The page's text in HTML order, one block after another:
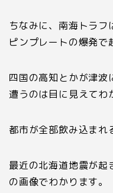
ちなみに、南海トラフ
ピンプレートの爆発で
四国の高知とかが津波
遭うのは目に見えてわ
都市が全部飲み込まれ
最近の北海道地震が起
の画像でわかります。